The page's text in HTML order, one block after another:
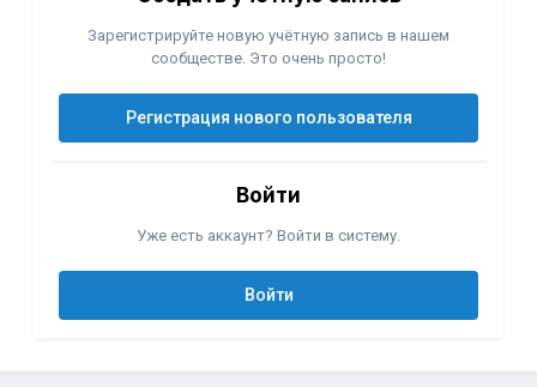
Зарегистрируйте новую учётную запись в нашем
сообществе. Это очень просто!
Регистрация нового пользователя
Войти
Уже есть аккаунт? Войти в систему.
Войти